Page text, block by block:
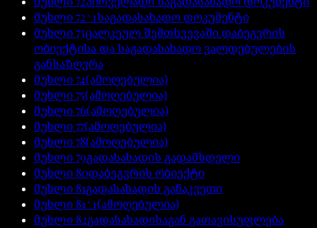
მუხლი72^1საგადასახადო დოკუმენტი
მუხლი73ცალკეულ შემთხვევაში დაბეგვრის
ობიექტისა და საგადასახადო ვალდებულების
განსაზღვრა
მუხლი74(ამოღებულია)
მუხლი75(ამოღებულია)
მუხლი76(ამოღებულია)
მუხლი77(ამოღებულია)
მუხლი78(ამოღებულია)
მუხლი79გადასახადის გადამხდელი
მუხლი 80დაბეგვრის ობიექტი
მუხლი 81გადასახადის განაკვეთი
მუხლი 81^1(ამოღებულია)
მუხლი 82გადასახადისაგან გათავისუფლება